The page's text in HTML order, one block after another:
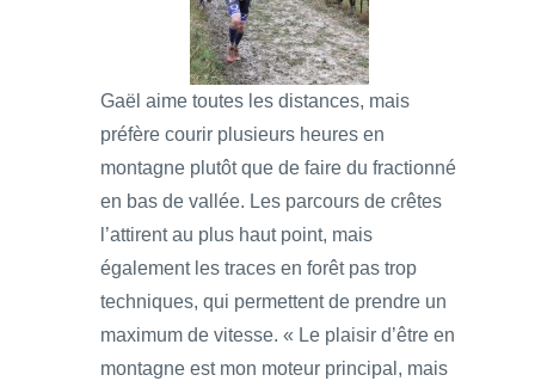
Gaël aime toutes les distances, mais
préfère courir plusieurs heures en
montagne plutôt que de faire du fractionné
en bas de vallée. Les parcours de crêtes
l’attirent au plus haut point, mais
également les traces en forêt pas trop
techniques, qui permettent de prendre un
maximum de vitesse. « Le plaisir d’être en
montagne est mon moteur principal, mais